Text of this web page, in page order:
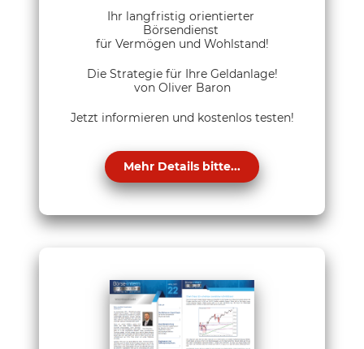
Ihr langfristig orientierter
Börsendienst
für Vermögen und Wohlstand!
Die Strategie für Ihre Geldanlage!
von Oliver Baron
Jetzt informieren und kostenlos testen!
Mehr Details bitte...